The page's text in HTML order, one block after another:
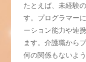
たとえば、未経験
す。プログラマー
ーション能力や連
ます。介護職から
何の関係もないよ